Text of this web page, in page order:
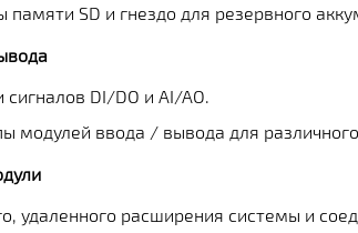
памяти SD и гнездо для резервного
сигналов DI/DO и AI/AO.
модулей ввода / вывода для
удаленного расширения системы и